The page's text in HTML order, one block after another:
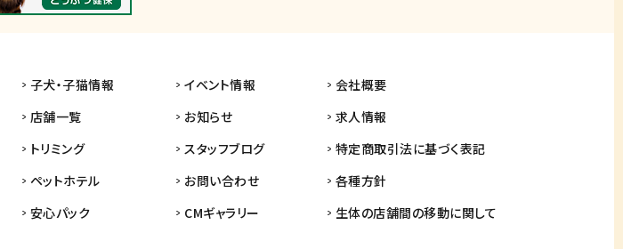
子犬・子猫情報
店舗一覧
トリミング
ペットホテル
安心パック
イベント情報
お知らせ
スタッフブログ
お問い合わせ
CMギャラリー
会社概要
求人情報
特定商取引法に基づく表記
各種方針
生体の店舗間の移動に関して